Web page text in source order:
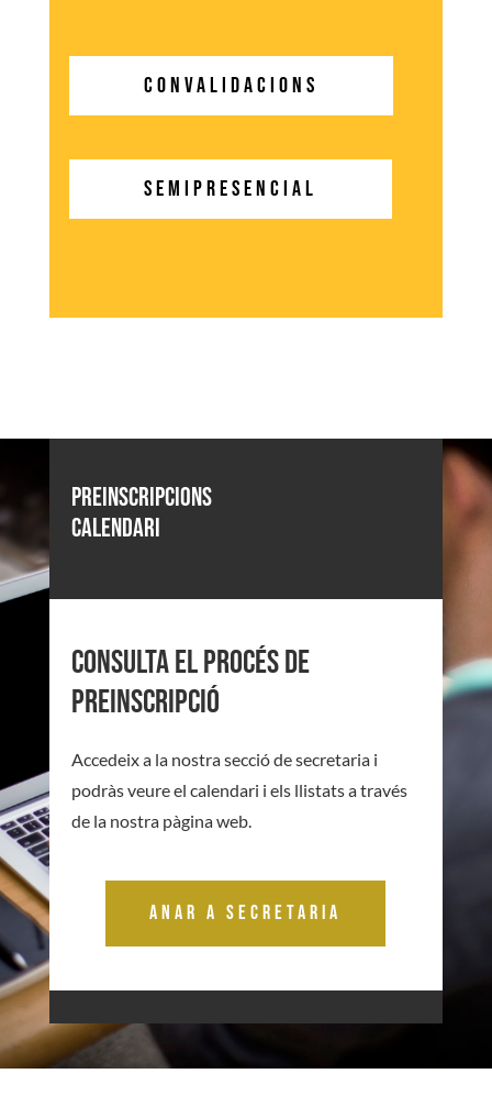
CONVALIDACIONS
SEMIPRESENCIAL
Preinscripcions
calendari
consulta el procés de
preinscripció
Accedeix a la nostra secció de secretaria i
podràs veure el calendari i els llistats a través
de la nostra pàgina web.
Anar a secretaria